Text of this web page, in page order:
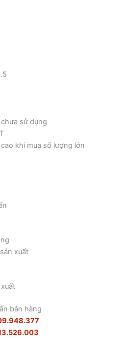
sử dụng
khi mua số lượng lớn
xuất
bán hàng